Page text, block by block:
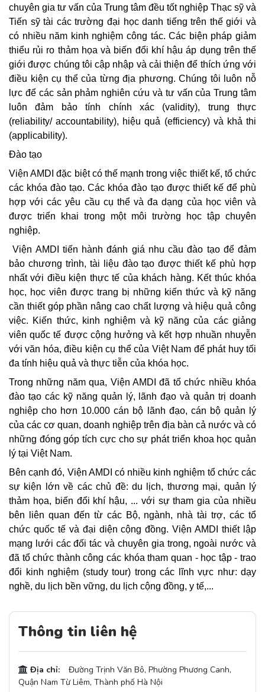
chuyên gia tư vấn của Trung tâm đều tốt nghiệp Thạc sỹ và
Tiến sỹ tài các trường đại học danh tiếng trên thế giới và
có nhiều năm kinh nghiệm công tác. Các biện pháp giảm
thiểu rủi ro thảm họa và biến đổi khí hậu áp dụng trên thế
giới được chúng tôi cập nhập và cải thiện để thích ứng với
điều kiện cụ thể của từng địa phương. Chúng tôi luôn nỗ
lực để các sản phảm nghiên cứu và tư vấn của Trung tâm
luôn đảm bảo tính chính xác (validity), trung thực
(reliability/ accountability), hiệu quả (efficiency) và khả thi
(applicability).
Đào tạo
Viện AMDI đặc biệt có thế mạnh trong việc thiết kế, tổ chức
các khóa đào tạo. Các khóa đào tạo được thiết kế để phù
hợp với các yêu cầu cụ thể và đa dạng của học viên và
được triển khai trong một môi trường học tập chuyên
nghiệp.
Viện AMDI tiến hành đánh giá nhu cầu đào tạo để đảm
bảo chương trình, tài liệu đào tạo được thiết kế phù hợp
nhất với điều kiện thực tế của khách hàng. Kết thúc khóa
học, học viên được trang bị những kiến thức và kỹ năng
cần thiết góp phần nâng cao chất lượng và hiệu quả công
việc. Kiến thức, kinh nghiệm và kỹ năng của các giảng
viên quốc tế được cộng hưởng và kết hợp nhuần nhuyễn
với văn hóa, điều kiện cụ thể của Việt Nam để phát huy tối
đa tính hiệu quả và thực tiễn của khóa học.
Trong những năm qua, Viện AMDI đã tổ chức nhiều khóa
đào tạo các kỹ năng quản lý, lãnh đạo và quản trị doanh
nghiệp cho hơn 10.000 cán bộ lãnh đạo, cán bộ quản lý
của các cơ quan, doanh nghiệp trên địa bàn cả nước và có
những đóng góp tích cực cho sự phát triển khoa học quản
lý tại Việt Nam.
Bên cạnh đó, Viện AMDI có nhiều kinh nghiệm tổ chức các
sự kiện lớn về các chủ đề: du lịch, thương mại, quản lý
thảm họa, biến đổi khí hậu, ... với sự tham gia của nhiều
bên liên quan đến từ các Bộ, ngành, nhà tài trợ, các tổ
chức quốc tế và đại diện cộng đồng. Viện AMDI thiết lập
mạng lưới các đối tác và chuyên gia trong, ngoài nước và
đã tổ chức thành công các khóa tham quan - học tập - trao
đổi kinh nghiệm (study tour) trong các lĩnh vực như: dạy
nghề, du lịch bền vững, du lịch cộng đồng, y tế,...
Thông tin liên hệ
Địa chỉ:
Đường Trịnh Văn Bô, Phường Phương Canh,
Quận Nam Từ Liêm, Thành phố Hà Nội